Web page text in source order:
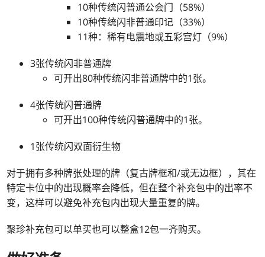
10种传统闪普通公会门（58%）
10种传统闪非普通印记（33%）
11种：稀有电震地或五彩宫灯（9%）
3张传统闪非普通牌
可开出80种传统闪非普通牌中的1张。
4张传统闪普通牌
可开出100种传统闪普通牌中的1张。
1张传统闪双面衍生物
对于拥有多种牌张处理的牌（复古牌框和/或无边框），其在
特定卡位中的出现概率会降低，但在整个补充包中的出率不
变，这样可以避免补充包内出现大量重复的牌。
聚珍补充包可以单买也可以整盒12包一齐购买。